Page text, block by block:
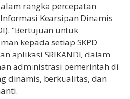
rangka percepatan
Kearsipan Dinamis
“Bertujuan untuk
kepada setiap SKPD
aplikasi SRIKANDI, dalam
administrasi pemerintah di
dinamis, berkualitas, dan